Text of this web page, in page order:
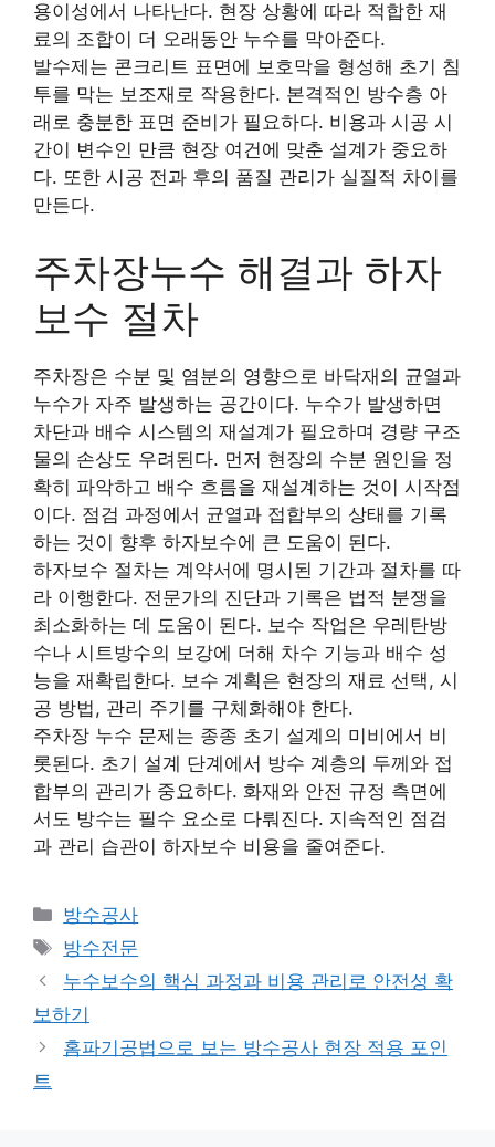
용이성에서 나타난다. 현장 상황에 따라 적합한 재
료의 조합이 더 오래동안 누수를 막아준다.
발수제는 콘크리트 표면에 보호막을 형성해 초기 침
투를 막는 보조재로 작용한다. 본격적인 방수층 아
래로 충분한 표면 준비가 필요하다. 비용과 시공 시
간이 변수인 만큼 현장 여건에 맞춘 설계가 중요하
다. 또한 시공 전과 후의 품질 관리가 실질적 차이를
만든다.
주차장누수 해결과 하자
보수 절차
주차장은 수분 및 염분의 영향으로 바닥재의 균열과
누수가 자주 발생하는 공간이다. 누수가 발생하면
차단과 배수 시스템의 재설계가 필요하며 경량 구조
물의 손상도 우려된다. 먼저 현장의 수분 원인을 정
확히 파악하고 배수 흐름을 재설계하는 것이 시작점
이다. 점검 과정에서 균열과 접합부의 상태를 기록
하는 것이 향후 하자보수에 큰 도움이 된다.
하자보수 절차는 계약서에 명시된 기간과 절차를 따
라 이행한다. 전문가의 진단과 기록은 법적 분쟁을
최소화하는 데 도움이 된다. 보수 작업은 우레탄방
수나 시트방수의 보강에 더해 차수 기능과 배수 성
능을 재확립한다. 보수 계획은 현장의 재료 선택, 시
공 방법, 관리 주기를 구체화해야 한다.
주차장 누수 문제는 종종 초기 설계의 미비에서 비
롯된다. 초기 설계 단계에서 방수 계층의 두께와 접
합부의 관리가 중요하다. 화재와 안전 규정 측면에
서도 방수는 필수 요소로 다뤄진다. 지속적인 점검
과 관리 습관이 하자보수 비용을 줄여준다.
카
테
고
리
방수공사
태
그
방수전문
누수보수의 핵심 과정과 비용 관리로 안전성 확
보하기
홈파기공법으로 보는 방수공사 현장 적용 포인
트